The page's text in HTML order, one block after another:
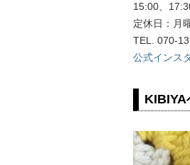
15:00、
定休日：月
TEL. 070-
公式インス
KIBIYA